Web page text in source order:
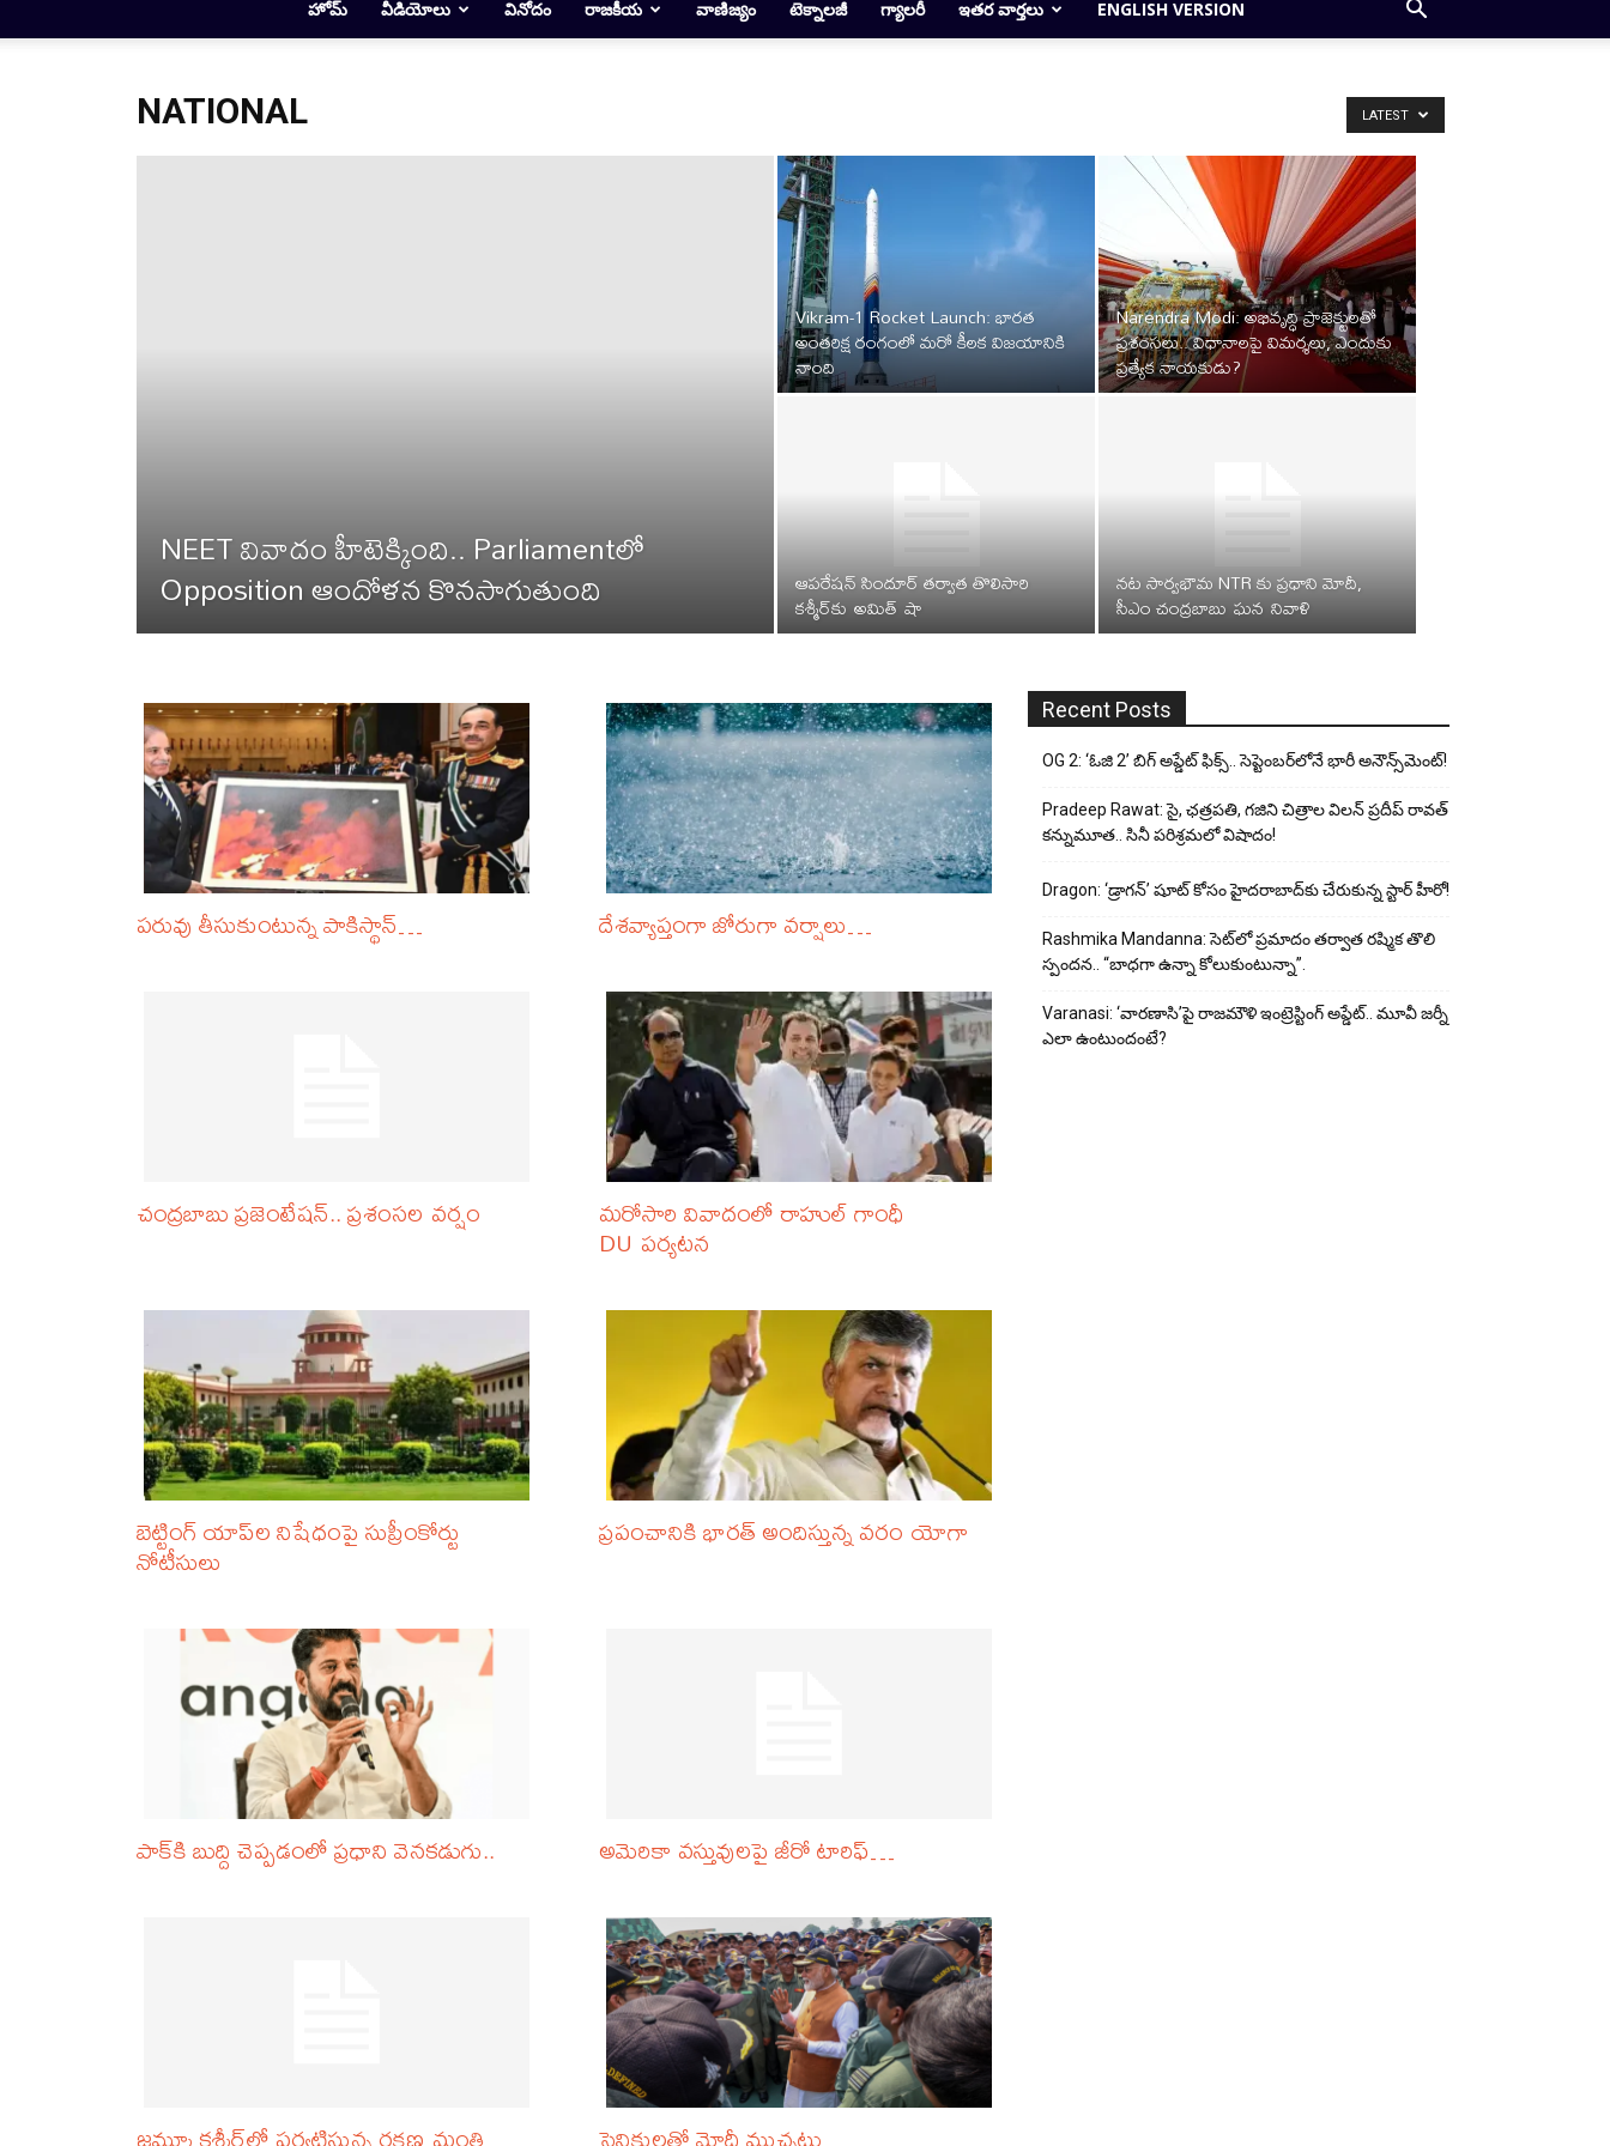
హోమ్ వీడియోలు వినోదం రాజకీయ వాణిజ్యం టెక్నాలజీ గ్యాలరీ ఇతర వార్తలు ENGLISH VERSION
NATIONAL LATEST
NEET వివాదం హీటెక్కింది.. Parliament‌లో
Opposition ఆందోళన కొనసాగుతుంది
Vikram-1 Rocket Launch: భారత
అంతరిక్ష రంగంలో మరో కీలక విజయానికి
నాంది
Narendra Modi: అభివృద్ధి ప్రాజెక్టులతో
ప్రశంసలు.. విధానాలపై విమర్శలు, ఎందుకు
ప్రత్యేక నాయకుడు?
ఆపరేషన్ సిందూర్ తర్వాత తొలిసారి
కశ్మీర్‌కు అమిత్ షా
నట సార్వభౌమ NTR కు ప్రధాని మోదీ,
సీఎం చంద్రబాబు ఘన నివాళి
పరువు తీసుకుంటున్న పాకిస్థాన్… దేశవ్యాప్తంగా జోరుగా వర్షాలు…
చంద్రబాబు ప్రజెంటేషన్.. ప్రశంసల వర్షం మరోసారి వివాదంలో రాహుల్ గాంధీ
DU పర్యటన
బెట్టింగ్ యాప్‌ల నిషేధంపై సుప్రీంకోర్టు
నోటీసులు
ప్రపంచానికి భారత్ అందిస్తున్న వరం యోగా
పాక్‌కి బుద్ది చెప్పడంలో ప్రధాని వెనకడుగు.. అమెరికా వస్తువులపై జీరో టారిఫ్‌…
Recent Posts
OG 2: ‘ఓజి 2’ బిగ్ అప్డేట్ ఫిక్స్.. సెప్టెంబర్‌లోనే భారీ అనౌన్స్‌మెంట్!
Pradeep Rawat: సై, ఛత్రపతి, గజిని చిత్రాల విలన్ ప్రదీప్ రావత్
కన్నుమూత.. సినీ పరిశ్రమలో విషాదం!
Dragon: ‘డ్రాగన్’ షూట్ కోసం హైదరాబాద్‌కు చేరుకున్న స్టార్ హీరో!
Rashmika Mandanna: సెట్‌లో ప్రమాదం తర్వాత రష్మిక తొలి
స్పందన.. “బాధగా ఉన్నా కోలుకుంటున్నా”.
Varanasi: ‘వారణాసి’పై రాజమౌళి ఇంట్రెస్టింగ్ అప్డేట్.. మూవీ జర్నీ
ఎలా ఉంటుందంటే?